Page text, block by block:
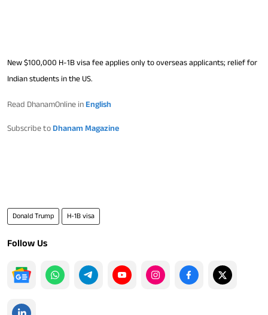
New $100,000 H-1B visa fee applies only to overseas applicants; relief for
Indian students in the US.
Read DhanamOnline in English
Subscribe to Dhanam Magazine
Donald Trump H-1B visa
Follow Us